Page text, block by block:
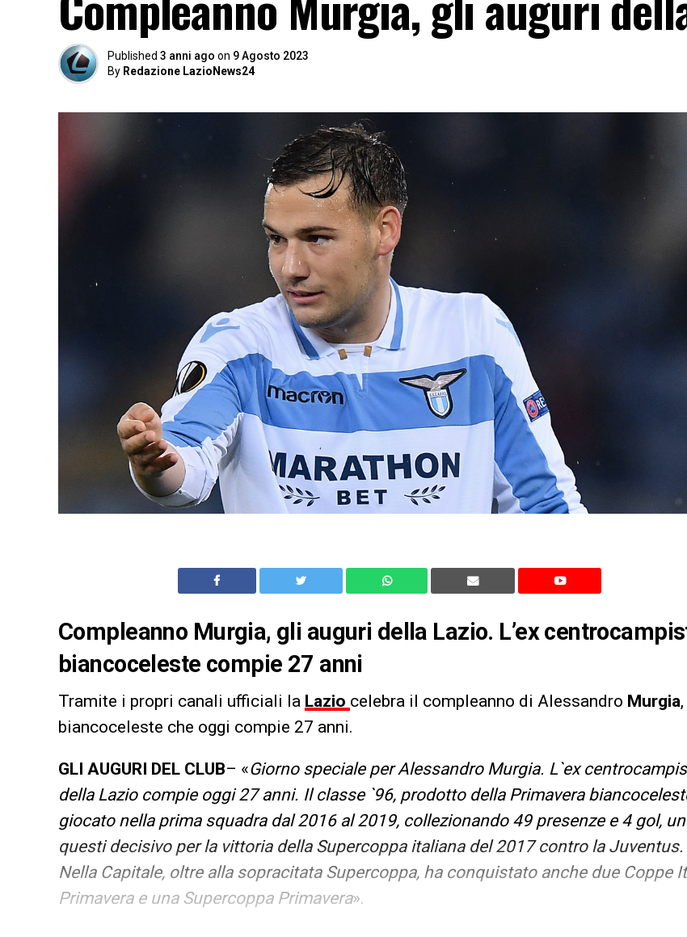
Published 3 anni ago on 9 Agosto 2023
By Redazione LazioNews24
Compleanno Murgia, gli auguri della Lazio. L’ex
biancoceleste compie 27 anni
Tramite i propri canali ufficiali la Lazio celebra il compleanno di Alessandro Murgia
biancoceleste che oggi compie 27 anni.
GLI AUGURI DEL CLUB– «Giorno speciale per Alessandro Murgia. L`ex
della Lazio compie oggi 27 anni. Il classe `96, prodotto della Primavera
giocato nella prima squadra dal 2016 al 2019, collezionando 49 presenze e 4 gol,
questi decisivo per la vittoria della Supercoppa italiana del 2017 contro la Juventus.
Nella Capitale, oltre alla sopracitata Supercoppa, ha conquistato anche due Coppe
Primavera e una Supercoppa Primavera».